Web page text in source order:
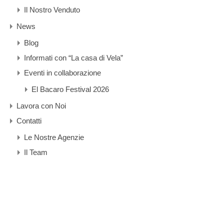
Il Nostro Venduto
News
Blog
Informati con “La casa di Vela”
Eventi in collaborazione
El Bacaro Festival 2026
Lavora con Noi
Contatti
Le Nostre Agenzie
Il Team